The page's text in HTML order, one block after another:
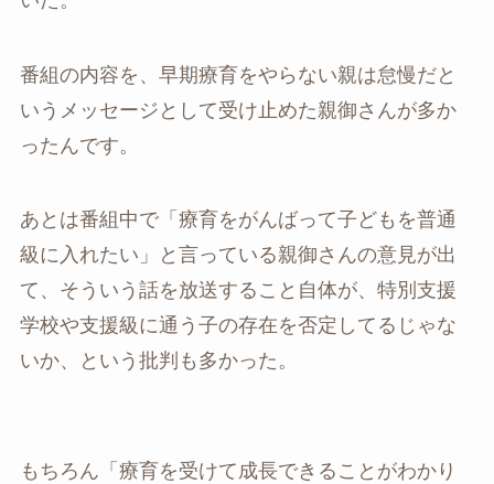
番組の内容を、早期療育をやらない親は怠慢だと
いうメッセージとして受け止めた親御さんが多か
ったんです。
あとは番組中で「療育をがんばって子どもを普通
級に入れたい」と言っている親御さんの意見が出
て、そういう話を放送すること自体が、特別支援
学校や支援級に通う子の存在を否定してるじゃな
いか、という批判も多かった。
もちろん「療育を受けて成長できることがわかり